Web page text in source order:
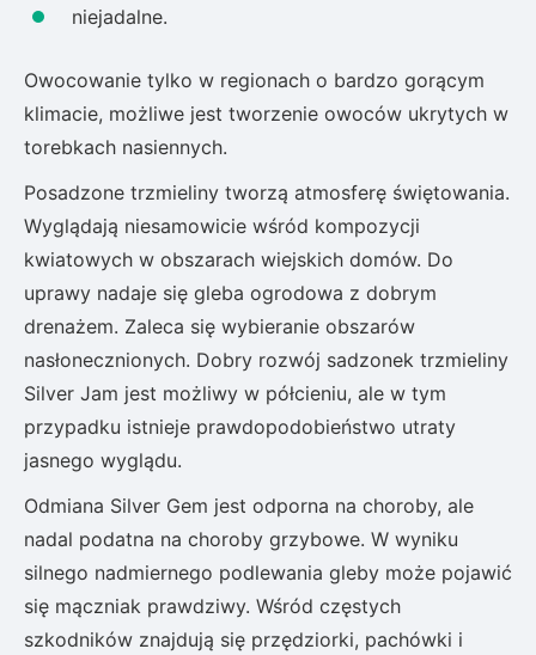
niejadalne.
Owocowanie tylko w regionach o bardzo gorącym
klimacie, możliwe jest tworzenie owoców ukrytych w
torebkach nasiennych.
Posadzone trzmieliny tworzą atmosferę świętowania.
Wyglądają niesamowicie wśród kompozycji
kwiatowych w obszarach wiejskich domów. Do
uprawy nadaje się gleba ogrodowa z dobrym
drenażem. Zaleca się wybieranie obszarów
nasłonecznionych. Dobry rozwój sadzonek trzmieliny
Silver Jam jest możliwy w półcieniu, ale w tym
przypadku istnieje prawdopodobieństwo utraty
jasnego wyglądu.
Odmiana Silver Gem jest odporna na choroby, ale
nadal podatna na choroby grzybowe. W wyniku
silnego nadmiernego podlewania gleby może pojawić
się mączniak prawdziwy. Wśród częstych
szkodników znajdują się przędziorki, pachówki i